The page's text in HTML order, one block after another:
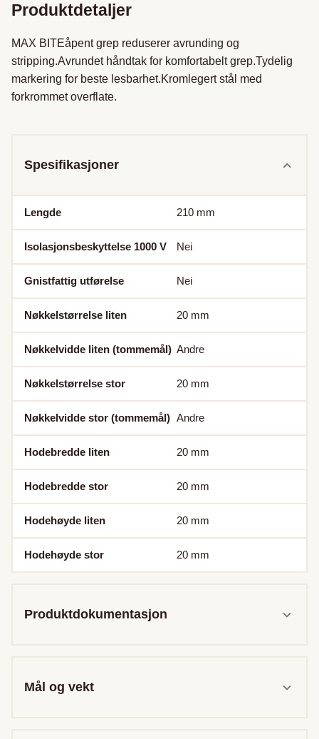
Produktdetaljer
MAX BITEåpent grep reduserer avrunding og
stripping.Avrundet håndtak for komfortabelt grep.Tydelig
markering for beste lesbarhet.Kromlegert stål med
forkrommet overflate.
Spesifikasjoner
Lengde 210 mm
Isolasjonsbeskyttelse 1000 V Nei
Gnistfattig utførelse Nei
Nøkkelstørrelse liten 20 mm
Nøkkelvidde liten (tommemål) Andre
Nøkkelstørrelse stor 20 mm
Nøkkelvidde stor (tommemål) Andre
Hodebredde liten 20 mm
Hodebredde stor 20 mm
Hodehøyde liten 20 mm
Hodehøyde stor 20 mm
Produktdokumentasjon
Mål og vekt